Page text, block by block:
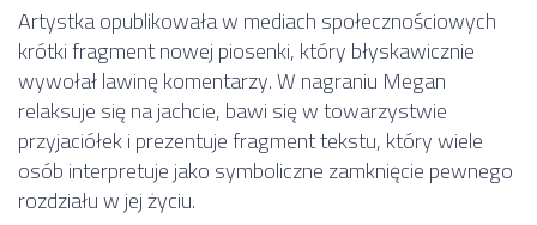
Artystka opublikowała w mediach społecznościowych
krótki fragment nowej piosenki, który błyskawicznie
wywołał lawinę komentarzy. W nagraniu Megan
relaksuje się na jachcie, bawi się w towarzystwie
przyjaciółek i prezentuje fragment tekstu, który wiele
osób interpretuje jako symboliczne zamknięcie pewnego
rozdziału w jej życiu.